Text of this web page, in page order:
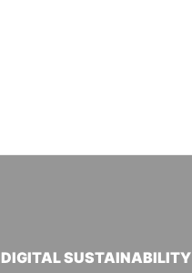
DIGITAL SUSTAINABILITY